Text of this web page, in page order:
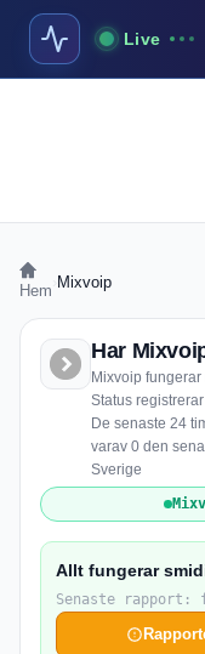
Live
Hem Mixvoip
Har
Mixvoip
Status
De senaste 24
varav 0 den
Sverige
Allt fungerar
Senaste rapport: